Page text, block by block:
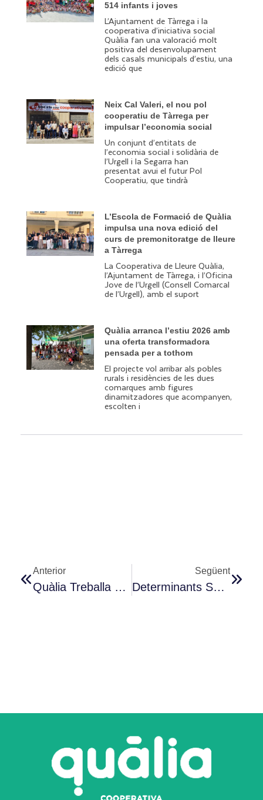
514 infants i joves
L’Ajuntament de Tàrrega i la
cooperativa d’iniciativa social
Quàlia fan una valoració molt
positiva del desenvolupament
dels casals municipals d’estiu, una
edició que
Neix Cal Valeri, el nou pol
cooperatiu de Tàrrega per
impulsar l’economia social
Un conjunt d’entitats de
l’economia social i solidària de
l’Urgell i la Segarra han
presentat avui el futur Pol
Cooperatiu, que tindrà
L’Escola de Formació de Quàlia
impulsa una nova edició del
curs de premonitoratge de lleure
a Tàrrega
La Cooperativa de Lleure Quàlia,
l’Ajuntament de Tàrrega, i l’Oficina
Jove de l’Urgell (Consell Comarcal
de l’Urgell), amb el suport
Quàlia arranca l’estiu 2026 amb
una oferta transformadora
pensada per a tothom
El projecte vol arribar als pobles
rurals i residències de les dues
comarques amb figures
dinamitzadores que acompanyen,
escolten i
Anterior
Quàlia Treballa Per Evitar El Malbaratament Alimentari En Menjadors Escolars
Següent
Determinants Socials En La Salut Mental